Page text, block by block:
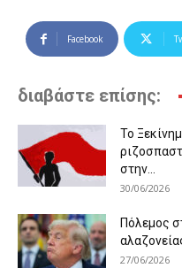
Facebook
διαβάστε επίσης:
Το
στην...
30/06/2026
Πόλεμος
27/06/2026